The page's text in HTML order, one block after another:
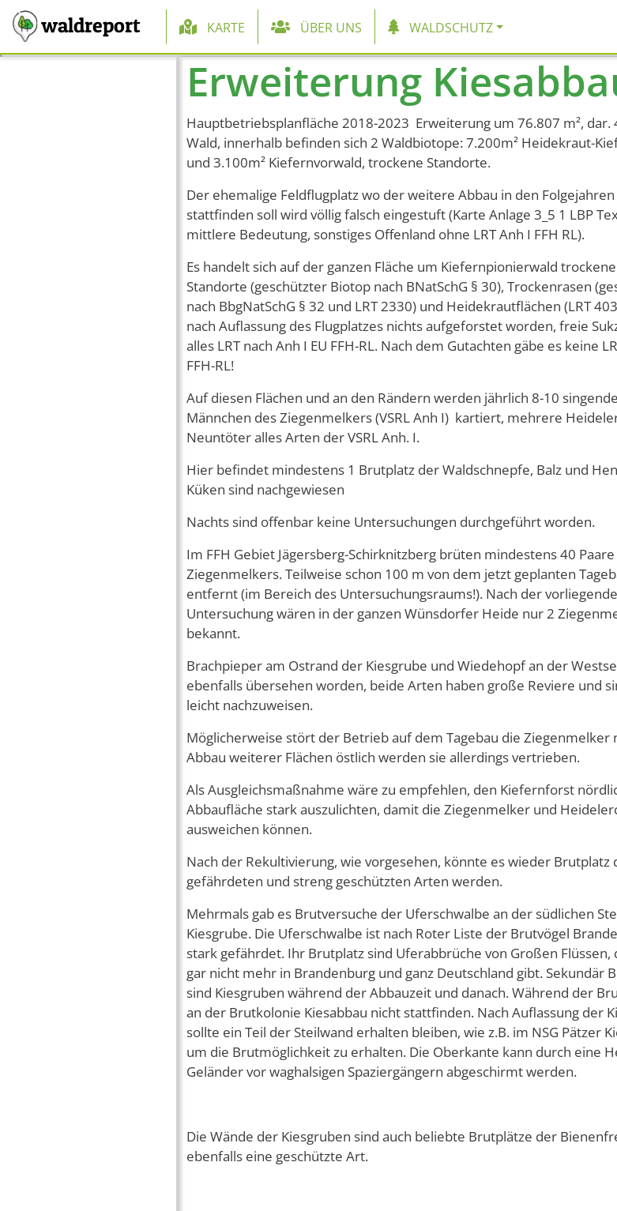
waldreport Hauptnavigation
KARTE ÜBER UNS WALDSCHUTZ
Erweiterung
Hauptbetriebsplanfläche 2018-2023 Erweiterung um 76.807 m², dar.
Wald, innerhalb befinden sich 2 Waldbiotope: 7.200m² Heidekraut-
und 3.100m² Kiefernvorwald, trockene Standorte.
Der ehemalige Feldflugplatz wo der weitere Abbau in den Folgejahren
stattfinden soll wird völlig falsch eingestuft (Karte Anlage 3_5 1 LBP
mittlere Bedeutung, sonstiges Offenland ohne LRT Anh I FFH RL).
Es handelt sich auf der ganzen Fläche um Kiefernpionierwald
Standorte (geschützter Biotop nach BNatSchG § 30), Trockenrasen
nach BbgNatSchG § 32 und LRT 2330) und Heidekrautflächen (LRT
nach Auflassung des Flugplatzes nichts aufgeforstet worden, freie
alles LRT nach Anh I EU FFH-RL. Nach dem Gutachten gäbe es keine
FFH-RL!
Auf diesen Flächen und an den Rändern werden jährlich 8-10 singende
Männchen des Ziegenmelkers (VSRL Anh I) kartiert, mehrere
Neuntöter alles Arten der VSRL Anh. I.
Hier befindet mindestens 1 Brutplatz der Waldschnepfe, Balz und
Küken sind nachgewiesen
Nachts sind offenbar keine Untersuchungen durchgeführt worden.
Im FFH Gebiet Jägersberg-Schirknitzberg brüten mindestens 40
Ziegenmelkers. Teilweise schon 100 m von dem jetzt geplanten
entfernt (im Bereich des Untersuchungsraums!). Nach der
Untersuchung wären in der ganzen Wünsdorfer Heide nur 2
bekannt.
Brachpieper am Ostrand der Kiesgrube und Wiedehopf an der
ebenfalls übersehen worden, beide Arten haben große Reviere und
leicht nachzuweisen.
Möglicherweise stört der Betrieb auf dem Tagebau die Ziegenmelker
Abbau weiterer Flächen östlich werden sie allerdings vertrieben.
Als Ausgleichsmaßnahme wäre zu empfehlen, den Kiefernforst
Abbaufläche stark auszulichten, damit die Ziegenmelker und
ausweichen können.
Nach der Rekultivierung, wie vorgesehen, könnte es wieder Brutplatz
gefährdeten und streng geschützten Arten werden.
Mehrmals gab es Brutversuche der Uferschwalbe an der südlichen
Kiesgrube. Die Uferschwalbe ist nach Roter Liste der Brutvögel
stark gefährdet. Ihr Brutplatz sind Uferabbrüche von Großen Flüssen,
gar nicht mehr in Brandenburg und ganz Deutschland gibt. Sekundär
sind Kiesgruben während der Abbauzeit und danach. Während der
an der Brutkolonie Kiesabbau nicht stattfinden. Nach Auflassung der
sollte ein Teil der Steilwand erhalten bleiben, wie z.B. im NSG Pätzer
um die Brutmöglichkeit zu erhalten. Die Oberkante kann durch eine
Geländer vor waghalsigen Spaziergängern abgeschirmt werden.
Die Wände der Kiesgruben sind auch beliebte Brutplätze der
ebenfalls eine geschützte Art.